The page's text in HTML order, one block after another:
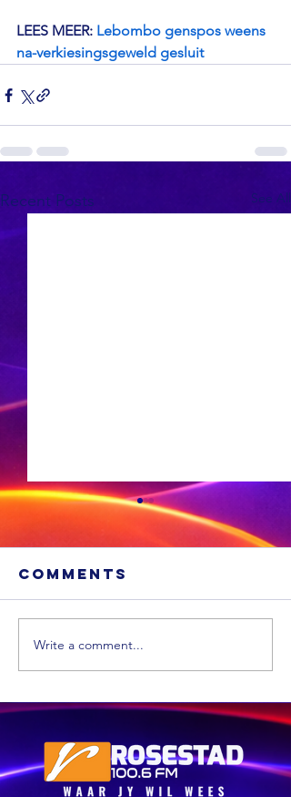
LEES MEER: Lebombo genspos weens
na-verkiesingsgeweld gesluit
Recent Posts See All
Xhariep kry
eers in 2031 'n
nuwe
munisipaliteit
Comments
Write a comment...